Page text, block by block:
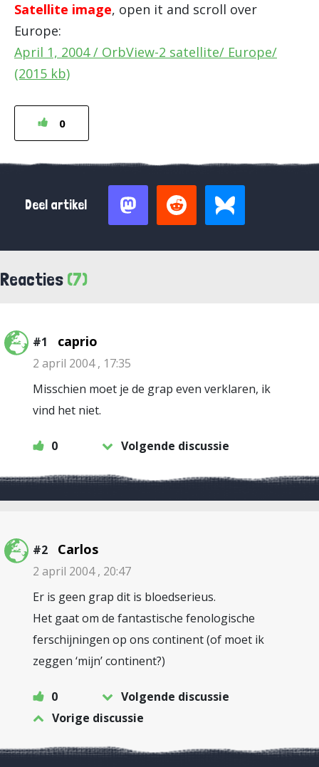
Satellite image, open it and scroll over
Europe:
April 1, 2004 / OrbView-2 satellite/ Europe/
(2015 kb)
0
Deel artikel
Reacties (7)
#1 caprio
2 april 2004 , 17:35
Misschien moet je de grap even verklaren, ik
vind het niet.
0 Volgende discussie
#2 Carlos
2 april 2004 , 20:47
Er is geen grap dit is bloedserieus.
Het gaat om de fantastische fenologische
ferschijningen op ons continent (of moet ik
zeggen ‘mijn’ continent?)
0
Volgende discussie
Vorige discussie